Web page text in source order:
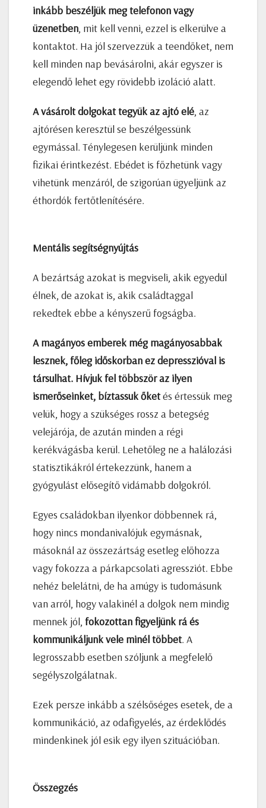
inkább beszéljük meg telefonon vagy
üzenetben, mit kell venni, ezzel is elkerülve a
kontaktot. Ha jól szervezzük a teendőket, nem
kell minden nap bevásárolni, akár egyszer is
elegendő lehet egy rövidebb izoláció alatt.
A vásárolt dolgokat tegyük az ajtó elé, az
ajtórésen keresztül se beszélgessünk
egymással. Ténylegesen kerüljünk minden
fizikai érintkezést. Ebédet is főzhetünk vagy
vihetünk menzáról, de szigorúan ügyeljünk az
éthordók fertőtlenítésére.
Mentális segítségnyújtás
A bezártság azokat is megviseli, akik egyedül
élnek, de azokat is, akik családtaggal
rekedtek ebbe a kényszerű fogságba.
A magányos emberek még magányosabbak
lesznek, főleg időskorban ez depresszióval is
társulhat. Hívjuk fel többször az ilyen
ismerőseinket, bíztassuk őketés értessük meg
velük, hogy a szükséges rossz a betegség
velejárója, de azután minden a régi
kerékvágásba kerül. Lehetőleg ne a halálozási
statisztikákról értekezzünk, hanem a
gyógyulást elősegítő vidámabb dolgokról.
Egyes családokban ilyenkor döbbennek rá,
hogy nincs mondanivalójuk egymásnak,
másoknál az összezártság esetleg előhozza
vagy fokozza a párkapcsolati agressziót. Ebbe
nehéz belelátni, de ha amúgy is tudomásunk
van arról, hogy valakinél a dolgok nem mindig
mennek jól, fokozottan figyeljünk rá és
kommunikáljunk vele minél többet. A
legrosszabb esetben szóljunk a megfelelő
segélyszolgálatnak.
Ezek persze inkább a szélsőséges esetek, de a
kommunikáció, az odafigyelés, az érdeklődés
mindenkinek jól esik egy ilyen szituációban.
Összegzés